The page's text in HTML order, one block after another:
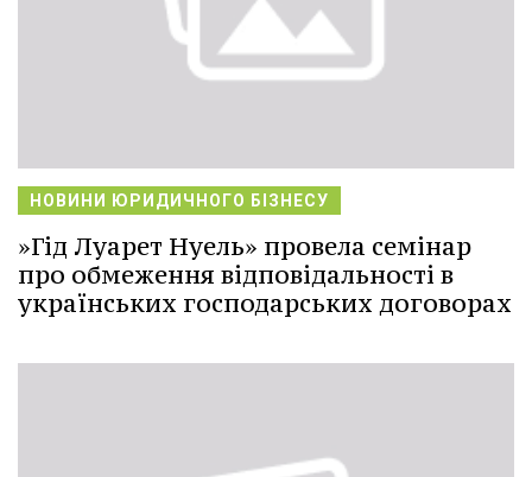
НОВИНИ ЮРИДИЧНОГО БІЗНЕСУ
»Гід Луарет Нуель» провела семінар
про обмеження відповідальності в
українських господарських договорах